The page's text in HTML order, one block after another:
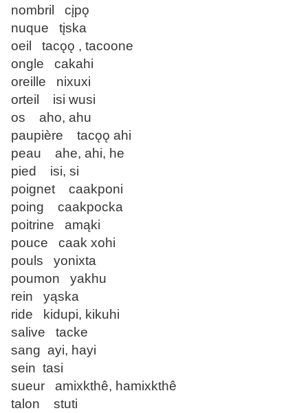
nombril cįpǫ
nuque tįska
oeil tacǫǫ , tacoone
ongle cakahi
oreille nixuxi
orteil isi wusi
os aho, ahu
paupière tacǫǫ ahi
peau ahe, ahi, he
pied isi, si
poignet caakponi
poing caakpocka
poitrine amąki
pouce caak xohi
pouls yonixta
poumon yakhu
rein yąska
ride kidupi, kikuhi
salive tacke
sang ayi, hayi
sein tasi
sueur amixkthê, hamixkthê
talon stuti